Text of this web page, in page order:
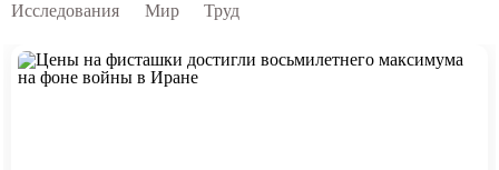
Исследования Мир Труд